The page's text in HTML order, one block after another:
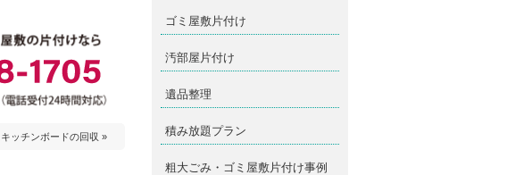
ッチンボードの回収 »
ゴミ屋敷片付け
汚部屋片付け
遺品整理
積み放題プラン
粗大ごみ・ゴミ屋敷片付け事例